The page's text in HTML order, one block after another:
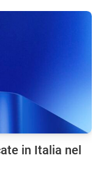
in Italia nel